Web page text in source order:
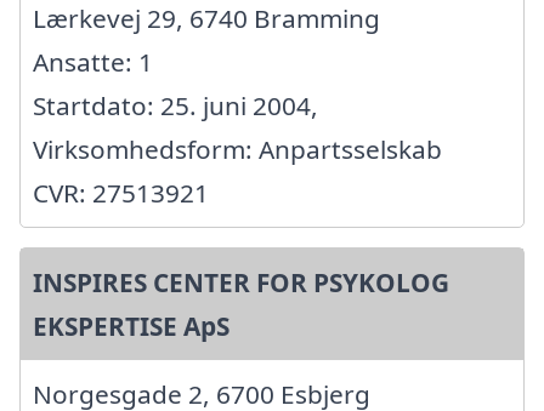
Lærkevej 29, 6740 Bramming
Ansatte: 1
Startdato: 25. juni 2004,
Virksomhedsform: Anpartsselskab
CVR: 27513921
INSPIRES CENTER FOR PSYKOLOG
EKSPERTISE ApS
Norgesgade 2, 6700 Esbjerg